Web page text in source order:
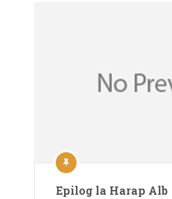
Epilog la Harap Alb